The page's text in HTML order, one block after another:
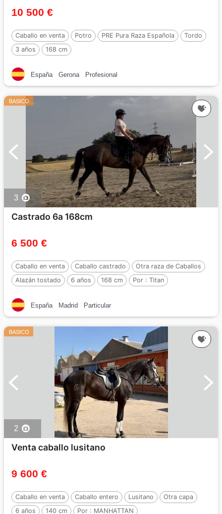
10 500 €
Caballo en venta Potro PRE Pura Raza Española
Tordo
3 años
168 cm
España Gerona Profesional
BASICO
3
Castrado 6a 168cm
6 500 €
Caballo en venta Caballo castrado
Otra raza de Caballos
Alazán tostado
6 años 168 cm Por : Titan
España Madrid Particular
BASICO
2
Venta caballo lusitano
9 600 €
Caballo en venta Caballo entero Lusitano
Otra capa
6 años
140 cm Por : MANHATTAN